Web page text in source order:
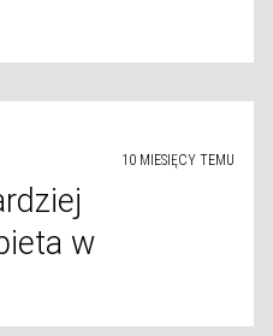
10 MIESIĘCY TEMU
w